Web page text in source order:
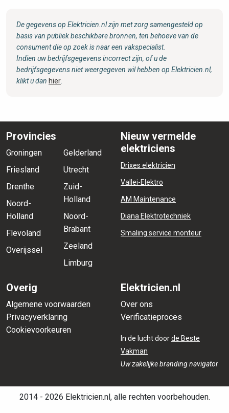
De gegevens op Elektricien.nl zijn met zorg samengesteld op
basis van publiek beschikbare bronnen, ten behoeve van de
consument die op zoek is naar een vakspecialist.
Indien uw bedrijfsgegevens incorrect zijn, of u de
bedrijfsgegevens niet weergegeven wil hebben op Elektricien.nl,
klikt u dan hier.
Provincies
Groningen
Friesland
Drenthe
Noord-
Holland
Flevoland
Overijssel
Gelderland
Utrecht
Zuid-
Holland
Noord-
Brabant
Zeeland
Limburg
Nieuw vermelde
elektriciens
Drixes elektricien
Vallei-Elektro
AM Maintenance
Diana Elektrotechniek
Smaling service monteur
Overig
Algemene voorwaarden
Privacyverklaring
Cookievoorkeuren
Elektricien.nl
Over ons
Verificatieproces
In de lucht doorde Beste
Vakman
Uw zakelijke branding navigator
2014 - 2026 Elektricien.nl, alle rechten voorbehouden.